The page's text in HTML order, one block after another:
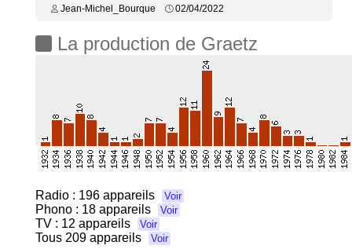
Jean-Michel_Bourque 02/04/2022
La production de Graetz
Radio : 196 appareils Voir
Phono : 18 appareils Voir
TV : 12 appareils Voir
Tous 209 appareils Voir